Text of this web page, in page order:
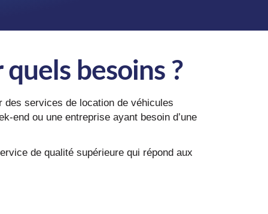
besoins ?
des services de location de véhicules
end ou une entreprise ayant besoin d’une
de qualité supérieure qui répond aux